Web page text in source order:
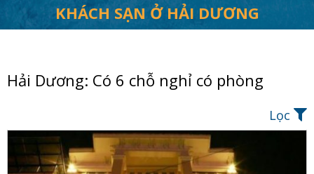
KHÁCH SẠN Ở HẢI DƯƠNG
Hải Dương: Có 6 chỗ nghỉ có phòng
Lọc